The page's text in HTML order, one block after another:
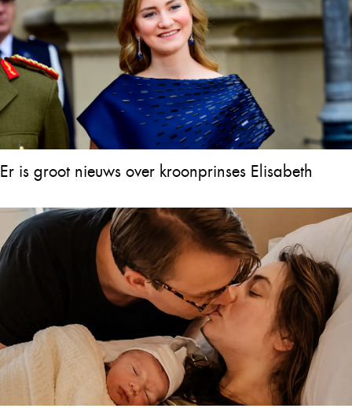
Er is groot nieuws over kroonprinses Elisabeth